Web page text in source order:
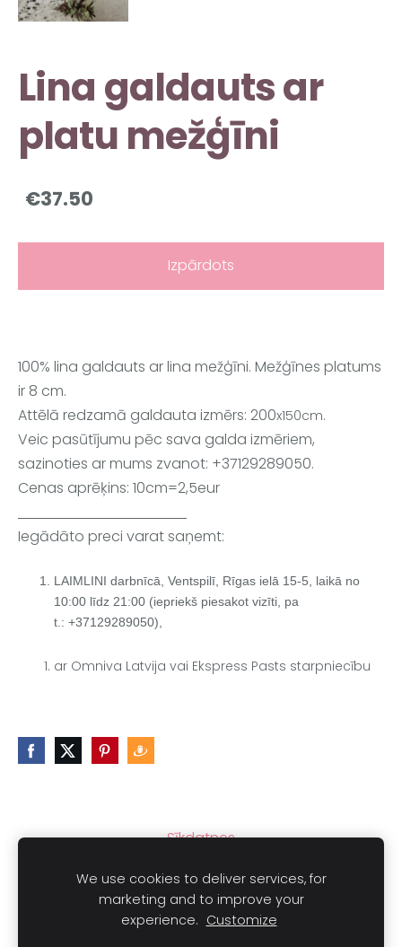
Lina galdauts ar
platu mežģīni
€37.50
Izpārdots
100% lina galdauts ar lina mežģīni. Mežģīnes platums
ir 8 cm.
Attēlā redzamā galdauta izmērs: 200x150cm.
Veic pasūtījumu pēc sava galda izmēriem,
sazinoties ar mums zvanot: +37129289050.
Cenas aprēķins: 10cm=2,5eur
Iegādāto preci varat saņemt:
LAIMLINI darbnīcā, Ventspilī, Rīgas ielā 15-5, laikā no
10:00 līdz 21:00 (iepriekš piesakot vizīti, pa
t.: +37129289050),
ar Omniva Latvija vai Ekspress Pasts starpniecību
Sīkdatnes
We use cookies to deliver services, for
marketing and to improve your
experience. Customize